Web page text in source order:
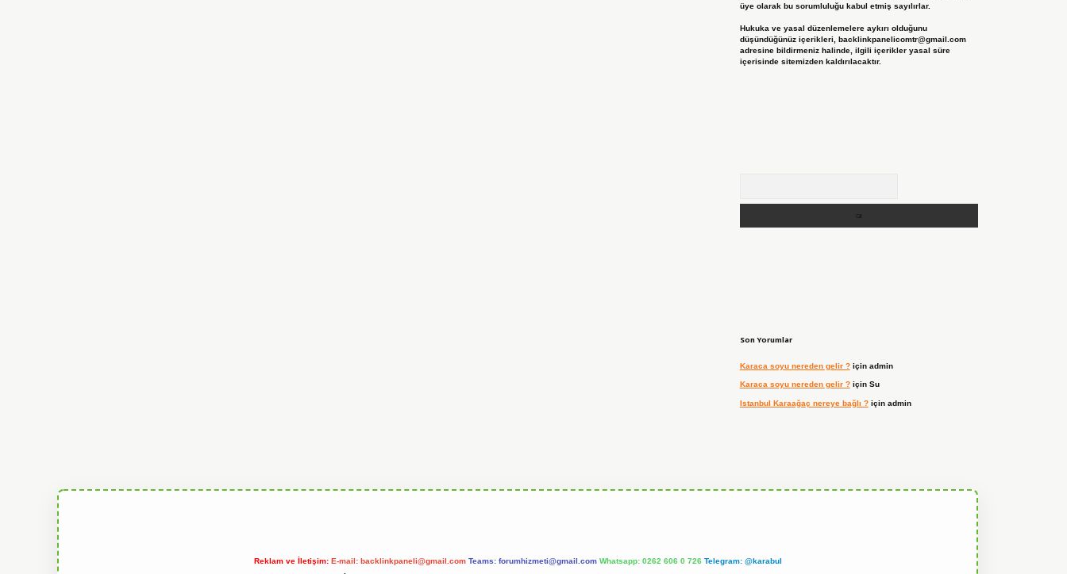
üye olarak bu sorumluluğu kabul etmiş sayılırlar.
Hukuka ve yasal düzenlemelere aykırı olduğunu
düşündüğünüz içerikleri, backlinkpanelicomtr@gmail.com
adresine bildirmeniz halinde, ilgili içerikler yasal süre
içerisinde sitemizden kaldırılacaktır.
Son Yorumlar
Karaca soyu nereden gelir ?için admin
Karaca soyu nereden gelir ?için Su
Istanbul Karaağaç nereye bağlı ?için admin
Reklam ve İletişim: E-mail: backlinkpaneli@gmail.com Teams: forumhizmeti@gmail.com Whatsapp: 0262 606 0 726 Telegram: @karabul